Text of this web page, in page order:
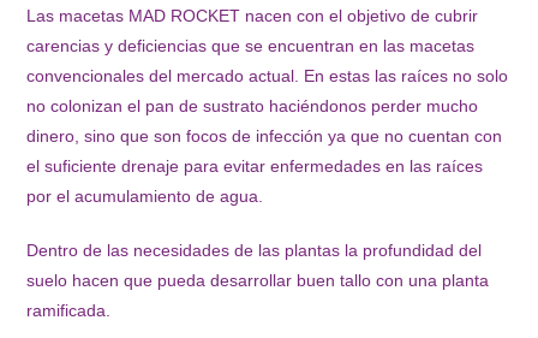
Las macetas MAD ROCKET nacen con el objetivo de cubrir
carencias y deficiencias que se encuentran en las macetas
convencionales del mercado actual. En estas las raíces no solo
no colonizan el pan de sustrato haciéndonos perder mucho
dinero, sino que son focos de infección ya que no cuentan con
el suficiente drenaje para evitar enfermedades en las raíces
por el acumulamiento de agua.
Dentro de las necesidades de las plantas la profundidad del
suelo hacen que pueda desarrollar buen tallo con una planta
ramificada.